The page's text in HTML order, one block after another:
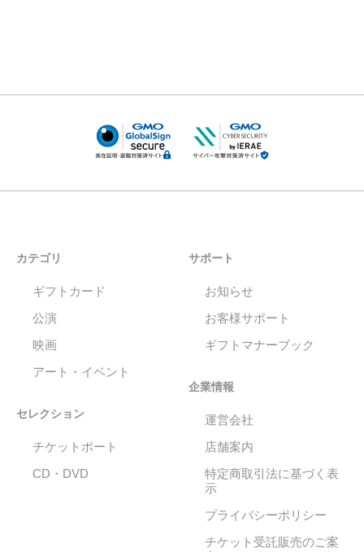
カテゴリ
ギフトカード
公演
映画
アート・イベント
セレクション
チケットポート
CD・DVD
サポート
お知らせ
お客様サポート
ギフトマナーブック
企業情報
運営会社
店舗案内
特定商取引法に基づく表
示
プライバシーポリシー
チケット受託販売のご案